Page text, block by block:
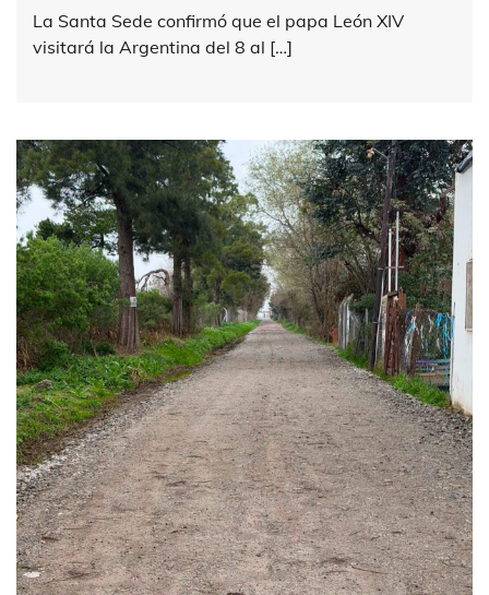
La Santa Sede confirmó que el papa León XIV
visitará la Argentina del 8 al […]